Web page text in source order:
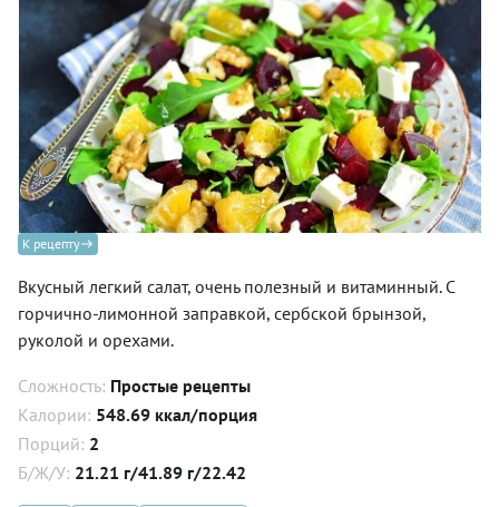
К рецепту
Вкусный легкий салат, очень полезный и витаминный. С
горчично-лимонной заправкой, сербской брынзой,
руколой и орехами.
Сложность: Простые рецепты
Калории: 548.69 ккал/порция
Порций: 2
Б/Ж/У: 21.21 г/41.89 г/22.42